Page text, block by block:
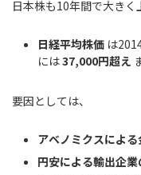
日本株も10年間で大きく
日経平均株価 は
には37,000円超え
要因としては、
アベノミクスによ
円安による輸出企